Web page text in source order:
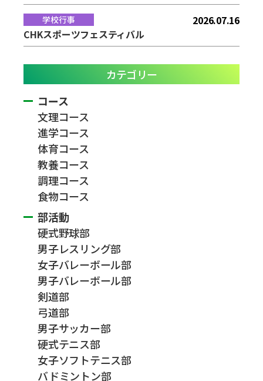
学校行事
2026.07.16
CHKスポーツフェスティバル
カテゴリー
コース
文理コース
進学コース
体育コース
教養コース
調理コース
食物コース
部活動
硬式野球部
男子レスリング部
女子バレーボール部
男子バレーボール部
剣道部
弓道部
男子サッカー部
硬式テニス部
女子ソフトテニス部
バドミントン部